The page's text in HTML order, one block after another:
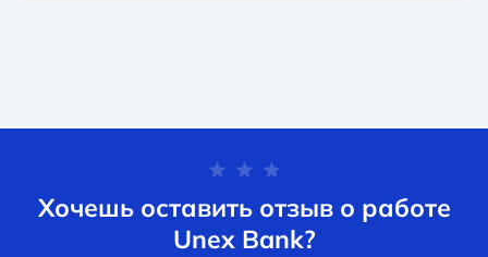
Хочешь оставить отзыв о работе
Unex Bank?